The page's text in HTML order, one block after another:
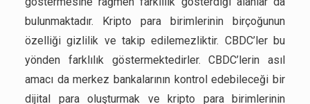
bulunmaktadır. Kripto para birimlerinin birçoğunun
özelliği gizlilik ve takip edilemezliktir. CBDC’ler bu
yönden farklılık göstermektedirler. CBDC’lerin asıl
amacı da merkez bankalarının kontrol edebileceği bir
dijital para oluşturmak ve kripto para birimlerinin